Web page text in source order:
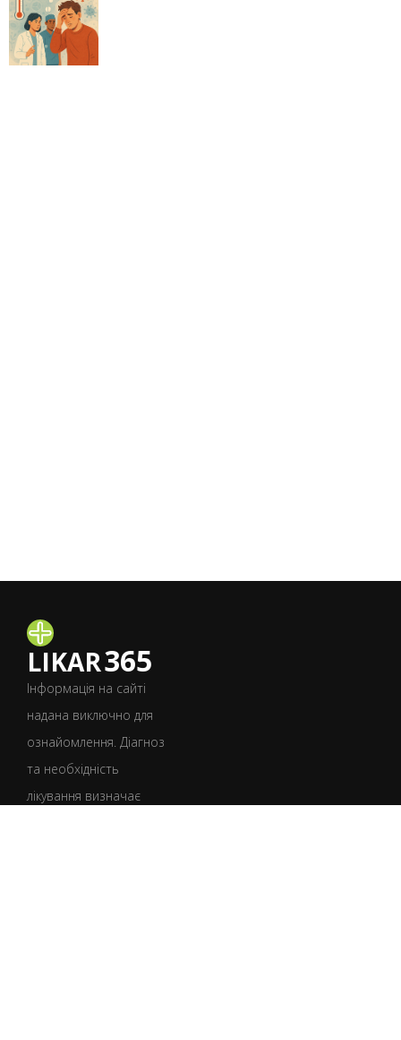
LIKAR365
Інформація на сайті
надана виключно для
ознайомлення. Діагноз
та необхідність
лікування визначає